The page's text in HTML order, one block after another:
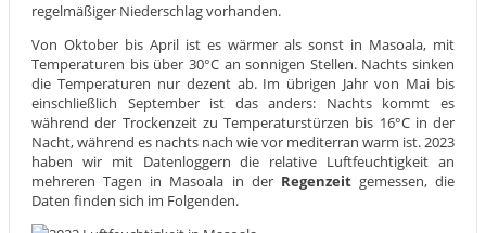
regelmäßiger Niederschlag vorhanden.
Von Oktober bis April ist es wärmer als sonst in Masoala, mit
Temperaturen bis über 30°C an sonnigen Stellen. Nachts sinken
die Temperaturen nur dezent ab. Im übrigen Jahr von Mai bis
einschließlich September ist das anders: Nachts kommt es
während der Trockenzeit zu Temperaturstürzen bis 16°C in der
Nacht, während es nachts nach wie vor mediterran warm ist. 2023
haben wir mit Datenloggern die relative Luftfeuchtigkeit an
mehreren Tagen in Masoala in der Regenzeitgemessen, die
Daten finden sich im Folgenden.